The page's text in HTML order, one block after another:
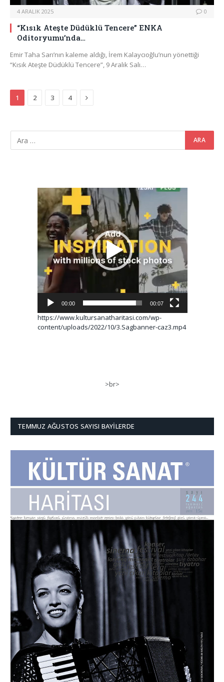
4 ARALIK 2025 0
“Kısık Ateşte Düdüklü Tencere” ENKA
Oditoryumu’nda…
Emir Taha Sarı’nın kaleme aldığı, İrem Kalaycıoğlu’nun yönettiği
“Kısık Ateşte Düdüklü Tencere”, 9 Aralık Salı…
1 2 3 4 Next
Video
oynatıcı
00:00 00:07
https://www.kultursanatharitasi.com/wp-
content/uploads/2022/10/3.Sagbanner-caz3.mp4
>br>
TEMMUZ AĞUSTOS SAYISI BAYILERDE